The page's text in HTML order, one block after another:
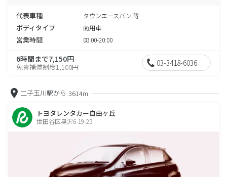
代表車種 タウンエースバン 等
ボディタイプ 商用車
営業時間 08:00-20:00
6時間まで7,150円
免責補償制度1,100円 03-3418-6036
二子玉川駅から 3614m
トヨタレンタカー自由ヶ丘
世田谷区奥沢6-19-23